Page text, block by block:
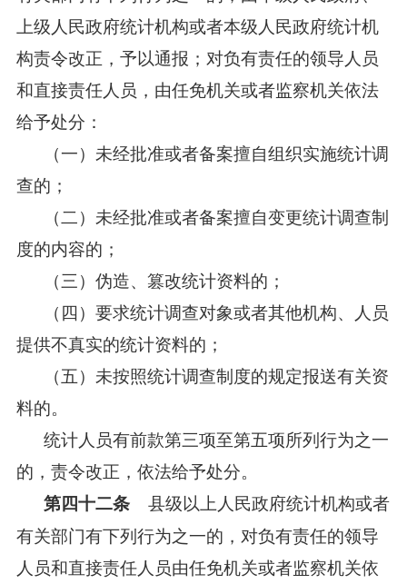
上级人民政府统计机构或者本级人民政府统计机
构责令改正，予以通报；对负有责任的领导人员
和直接责任人员，由任免机关或者监察机关依法
给予处分：
（一）未经批准或者备案擅自组织实施统计调
查的；
（二）未经批准或者备案擅自变更统计调查制
度的内容的；
（三）伪造、篡改统计资料的；
（四）要求统计调查对象或者其他机构、人员
提供不真实的统计资料的；
（五）未按照统计调查制度的规定报送有关资
料的。
统计人员有前款第三项至第五项所列行为之一
的，责令改正，依法给予处分。
第四十二条县级以上人民政府统计机构或者
有关部门有下列行为之一的，对负有责任的领导
人员和直接责任人员由任免机关或者监察机关依